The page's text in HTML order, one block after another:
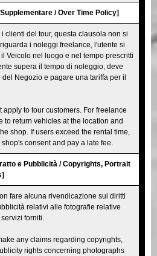
/ Over Time Policy]
clienti del tour, questa clausola non si
i noleggi freelance, l'utente si
Veicolo nel luogo e nel tempo prescritti
supera il tempo di noleggio, deve
Negozio e pagare una tariffa per il
apply to tour customers. For freelance
to return vehicles at the location and
shop. If users exceed the rental time,
consent and pay a late fee.
e Pubblicità / Copyrights, Portrait
fare alcuna rivendicazione sui diritti
relativi alle fotografie relative
forniti.
any claims regarding copyrights,
rights concerning photographs